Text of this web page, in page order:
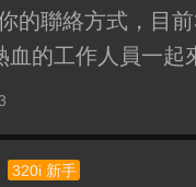
的聯絡方式，目
血的工作人員一起
320i 新手